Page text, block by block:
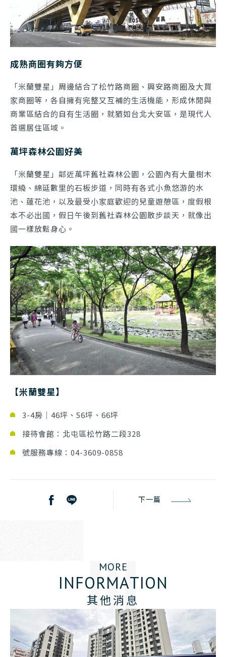
成熟商圈有夠方便
「米蘭雙星」周邊結合了松竹路商圈、興安路商圈及大買
家商圈等，各自擁有完整又互補的生活機能，形成休閒與
商業區結合的自有生活圈，就猶如台北大安區，是現代人
首選居住區域。
萬坪森林公園好美
「米蘭雙星」鄰近萬坪舊社森林公園，公園內有大量樹木
環繞、綿延數里的石板步道，同時有各式小魚悠游的水
池、蓮花池，以及最受小家庭歡迎的兒童遊憩區，度假根
本不必出國，假日午後到舊社森林公園散步談天，就像出
國一樣放鬆身心。
【米蘭雙星】
3-4房｜46坪、56坪、66坪
接待會館：北屯區松竹路二段328
號服務專線：04-3609-0858
下一篇
MORE
INFORMATION
其他消息